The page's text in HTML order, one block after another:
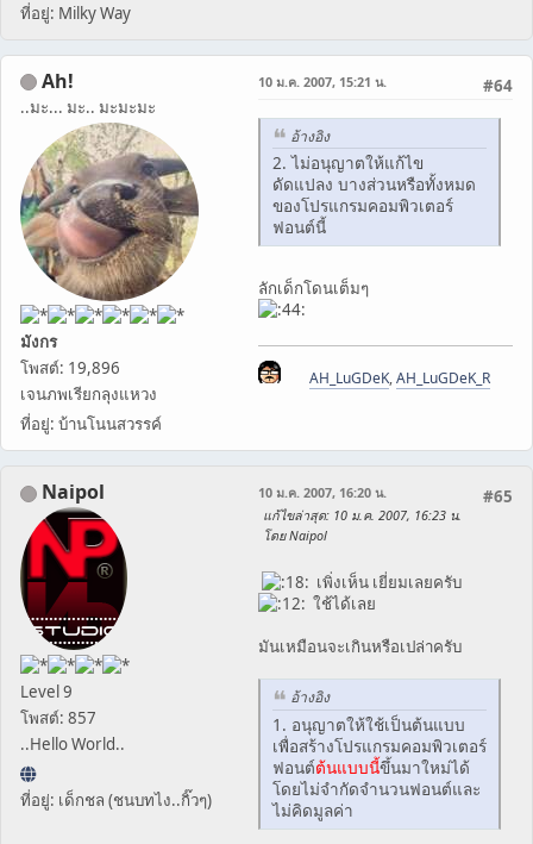
ที่อยู่: Milky Way
Ah!
..มะ... มะ.. มะมะมะ
มังกร
โพสต์: 19,896
เจนภพเรียกลุงแหวง
ที่อยู่: บ้านโนนสวรรค์
#64
10 ม.ค. 2007, 15:21 น.
อ้างอิง
2. ไม่อนุญาตให้แก้ไข
ดัดแปลง บางส่วนหรือทั้งหมด
ของโปรแกรมคอมพิวเตอร์
ฟอนต์นี้
ลักเด็กโดนเต็มๆ
AH_LuGDeK,AH_LuGDeK_R
Naipol
Level 9
โพสต์: 857
..Hello World..
ที่อยู่: เด็กชล (ชนบทไง..กิ๊วๆ)
#65
10 ม.ค. 2007, 16:20 น.
แก้ไขล่าสุด: 10 ม.ค. 2007, 16:23 น.
โดย Naipol
เพิ่งเห็น เยี่ยมเลยครับ
ใช้ได้เลย
มันเหมือนจะเกินหรือเปล่าครับ
อ้างอิง
1. อนุญาตให้ใช้เป็นต้นแบบ
เพื่อสร้างโปรแกรมคอมพิวเตอร์
ฟอนต์ต้นแบบนี้ขึ้นมาใหม่ได้
โดยไม่จำกัดจำนวนฟอนต์และ
ไม่คิดมูลค่า